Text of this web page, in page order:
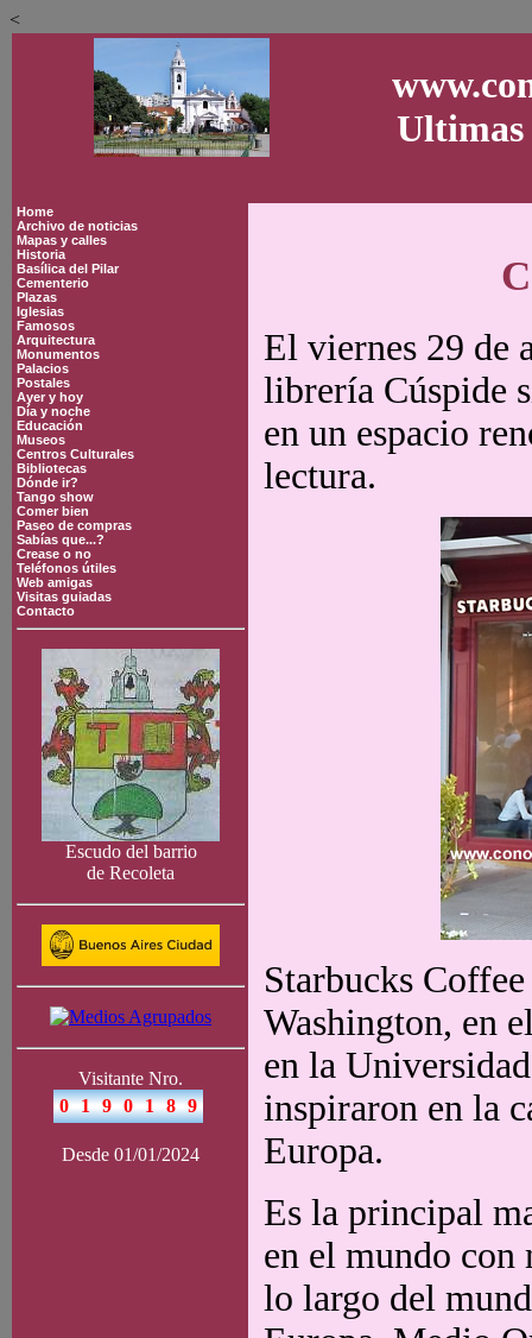
<
Ultimas
Home
Archivo de noticias
Mapas y calles
Historia
Basílica del Pilar
Cementerio
Plazas
Iglesias
Famosos
Arquitectura
Monumentos
Palacios
Postales
Ayer y hoy
Día y noche
Educación
Museos
Centros Culturales
Bibliotecas
Dónde ir?
Tango show
Comer bien
Paseo de compras
Sabías que...?
Crease o no
Teléfonos útiles
Web amigas
Visitas guiadas
Contacto
Escudo del barrio
de Recoleta
Visitante Nro.
Desde 01/01/2024
El viernes 29 de
librería Cúspide
en un espacio
lectura.
Starbucks
Washington, en
en la
inspiraron en la
Europa.
Es la principal
en el mundo con
lo largo del